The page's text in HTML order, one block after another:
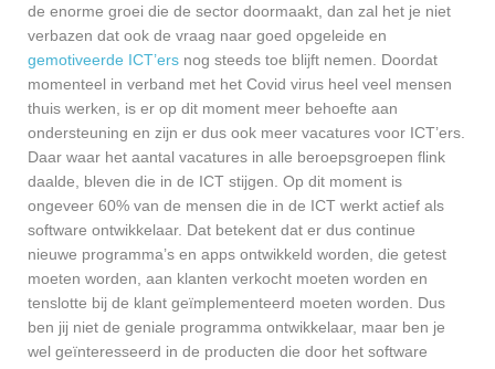
de enorme groei die de sector doormaakt, dan zal het je niet
verbazen dat ook de vraag naar goed opgeleide en
gemotiveerde ICT’ers nog steeds toe blijft nemen. Doordat
momenteel in verband met het Covid virus heel veel mensen
thuis werken, is er op dit moment meer behoefte aan
ondersteuning en zijn er dus ook meer vacatures voor ICT’ers.
Daar waar het aantal vacatures in alle beroepsgroepen flink
daalde, bleven die in de ICT stijgen. Op dit moment is
ongeveer 60% van de mensen die in de ICT werkt actief als
software ontwikkelaar. Dat betekent dat er dus continue
nieuwe programma’s en apps ontwikkeld worden, die getest
moeten worden, aan klanten verkocht moeten worden en
tenslotte bij de klant geïmplementeerd moeten worden. Dus
ben jij niet de geniale programma ontwikkelaar, maar ben je
wel geïnteresseerd in de producten die door het software